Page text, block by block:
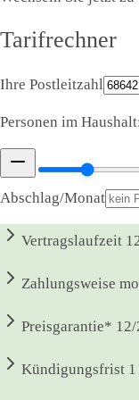
Tarifrechner
Ihre Postleitzahl
Personen im
Abschlag/Monat
Vertragslaufzeit
Zahlungsweise
Preisgarantie*
Kündigungsfrist